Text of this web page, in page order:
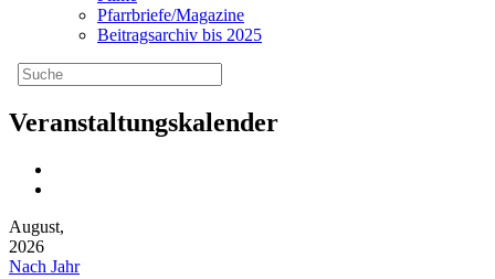
Pfarrbriefe/Magazine
Beitragsarchiv bis 2025
Veranstaltungskalender
August,
2026
Nach Jahr